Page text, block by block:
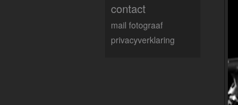
contact
mail fotograaf
privacyverklaring